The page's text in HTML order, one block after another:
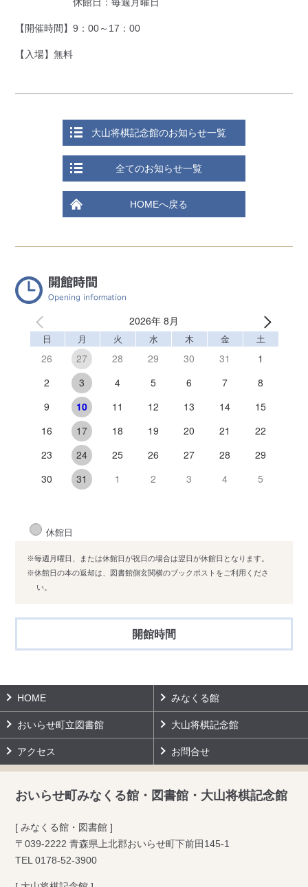
【開催時間】9：00～17：00
【入場】無料
大山将棋記念館のお知らせ一覧
全てのお知らせ一覧
HOMEへ戻る
開館時間
Opening information
2026年 8月
日 月 火 水 木 金 土
26 27 28 29 30 31
1
2
3 4 5 6 7
8
9
10 11 12 13 14
15
16
17 18 19 20 21
22
23
24 25 26 27 28
29
30
31 1 2 3 4 5
休館日
※毎週月曜日、または休館日が祝日の場合は翌日が休館日となります。
※休館日の本の返却は、図書館側玄関横のブックポストをご利用くださ
い。
開館時間
HOME みなくる館
おいらせ町立図書館 大山将棋記念館
アクセス お問合せ
おいらせ町みなくる館・図書館・大山将棋記念館
[ みなくる館・図書館 ]
〒039-2222 青森県上北郡おいらせ町下前田145-1
TEL0178-52-3900